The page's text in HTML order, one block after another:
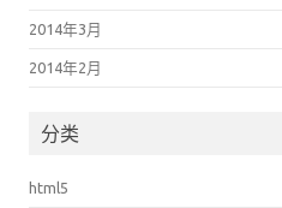
2014年2月
html5